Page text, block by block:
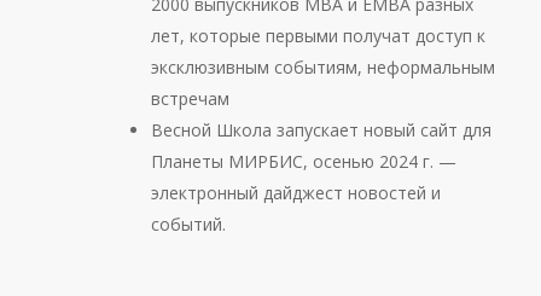
лет, которые первыми получат доступ к
эксклюзивным событиям, неформальным
встречам
Весной Школа запускает новый сайт для
Планеты МИРБИС, осенью 2024 г. —
электронный дайджест новостей и
событий.